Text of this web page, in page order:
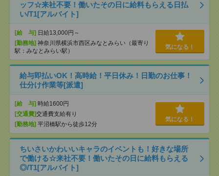
ッフ☆来社不要！働いたその日に給料もらえる日払
い/T1[アルバイト]
[給 与] 日給13,000円～
[勤務地] 神奈川県横浜市西区みなとみらい（最寄り
駅：みなとみらい駅）
気になる！
給与即払いOK！高時給！平日休み！日勤のお仕事！
仕分け作業等[派遣]
[給 与] 時給1600円
[交通費]交通費支給有り
[勤務地] 平沼橋駅から徒歩12分
気になる！
ちいさいかわいいキャラのイベントも！好きな場所
で働ける☆来社不要！働いたその日に給料もらえる
◎/T1[アルバイト]